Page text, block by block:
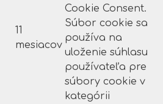
11
mesiacov
Cookie Consent.
Súbor cookie sa
používa na
uloženie súhlasu
používateľa pre
súbory cookie v
kategórii